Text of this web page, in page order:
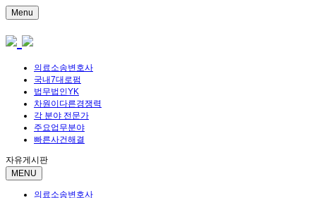
Menu
의료소송변호사
국내7대로펌
법무법인YK
차원이다른경쟁력
각 분야 전문가
주요업무분야
빠른사건해결
자유게시판
MENU
의료소송변호사